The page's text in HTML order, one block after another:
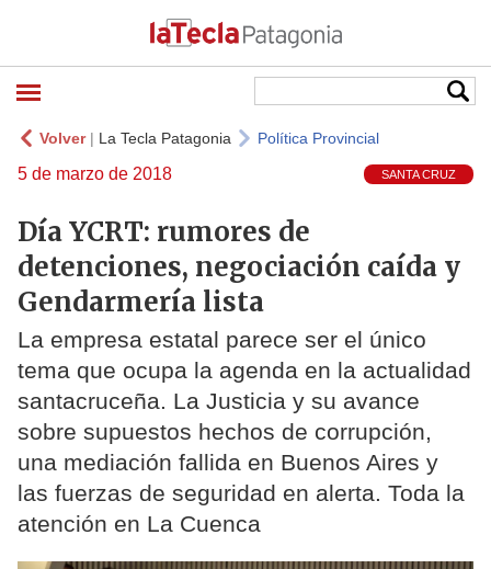
Volver| La Tecla Patagonia Política Provincial
5 de marzo de 2018 SANTA CRUZ
Día YCRT: rumores de
detenciones, negociación caída y
Gendarmería lista
La empresa estatal parece ser el único
tema que ocupa la agenda en la actualidad
santacruceña. La Justicia y su avance
sobre supuestos hechos de corrupción,
una mediación fallida en Buenos Aires y
las fuerzas de seguridad en alerta. Toda la
atención en La Cuenca